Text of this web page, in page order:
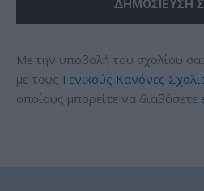
Με την υποβολή του σχολίου
με τους Γενικούς Κανόνες
οποίους μπορείτε να διαβάσετε